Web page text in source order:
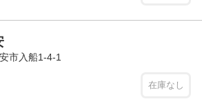
市入船1-4-1
在庫なし